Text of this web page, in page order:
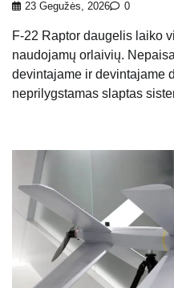
23 Gegužės, 2026 0
F-22 Raptor daugelis laiko
naudojamų orlaivių.
devintajame ir devintajame
neprilygstamas slaptas